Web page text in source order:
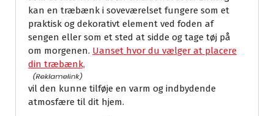
kan en træbænk i soveværelset fungere som et
praktisk og dekorativt element ved foden af
sengen eller som et sted at sidde og tage tøj på
om morgenen. Uanset hvor du vælger at placere
din træbænk,
vil den kunne tilføje en varm og indbydende
atmosfære til dit hjem.